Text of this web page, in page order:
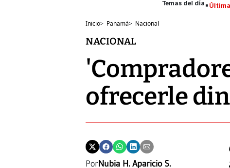
Inicio> Panamá> Nacional
NACIONAL
ofrecerle
PorNubia H. Aparicio S.